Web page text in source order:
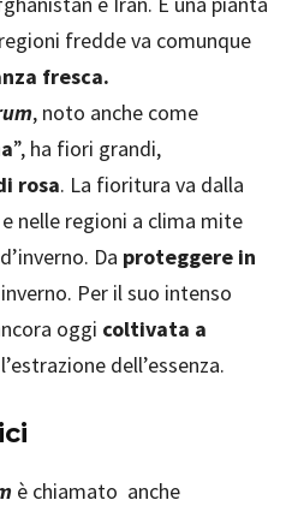
fredde va comunque
fresca.
, noto anche come
”, ha fiori grandi,
rosa. La fioritura va dalla
nelle regioni a clima mite
Da proteggere in
Per il suo intenso
oggi coltivata a
dell’essenza.
è chiamato anche